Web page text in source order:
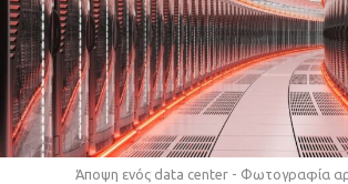
Άποψη ενός data center - Φωτογραφία